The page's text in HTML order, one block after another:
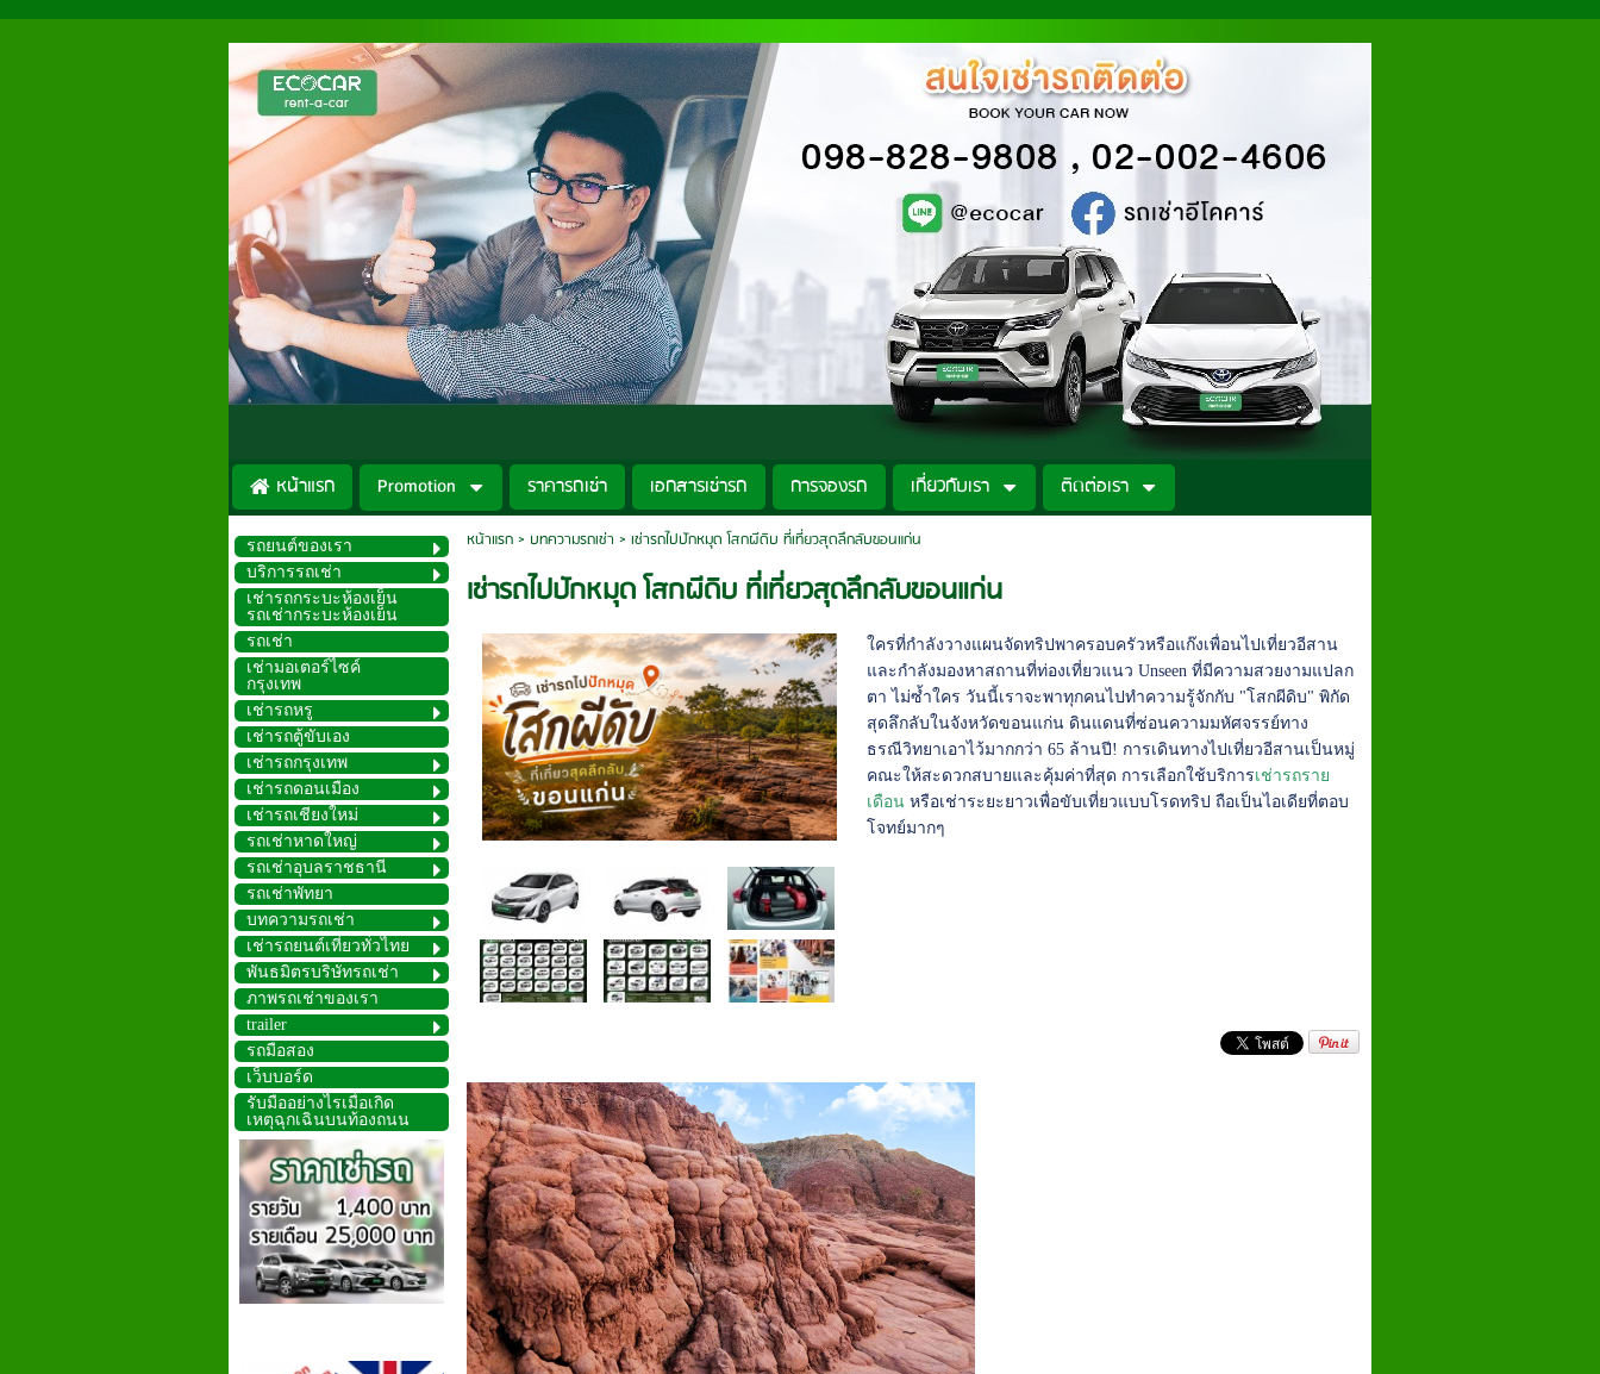
หน้าแรก Promotion ราคารถเช่า เอกสารเช่ารถ การจองรถ เกี่ยวกับเรา ติดต่อเรา
รถยนต์ของเรา
บริการรถเช่า
เช่ารถกระบะห้องเย็น
รถเช่ากระบะห้องเย็น
รถเช่า
เช่ามอเตอร์ไซค์
กรุงเทพ
เช่ารถหรู
เช่ารถตู้ขับเอง
เช่ารถกรุงเทพ
เช่ารถดอนเมือง
เช่ารถเชียงใหม่
รถเช่าหาดใหญ่
รถเช่าอุบลราชธานี
รถเช่าพัทยา
บทความรถเช่า
เช่ารถยนต์เที่ยวทั่วไทย
พันธมิตรบริษัทรถเช่า
ภาพรถเช่าของเรา
trailer
รถมือสอง
เว็บบอร์ด
รับมืออย่างไรเมื่อเกิด
เหตุฉุกเฉินบนท้องถนน
หน้าแรก> บทความรถเช่า > เช่ารถไปปักหมุด โสกผีดิบ ที่เที่ยวสุดลึกลับขอนแก่น
เช่ารถไปปักหมุด โสกผีดิบ ที่เที่ยวสุดลึกลับขอนแก่น
ใครที่กำลังวางแผนจัดทริปพาครอบครัวหรือแก๊งเพื่อนไปเที่ยวอีสาน
และกำลังมองหาสถานที่ท่องเที่ยวแนว Unseen ที่มีความสวยงามแปลก
ตา ไม่ซ้ำใคร วันนี้เราจะพาทุกคนไปทำความรู้จักกับ "โสกผีดิบ" พิกัด
สุดลึกลับในจังหวัดขอนแก่น ดินแดนที่ซ่อนความมหัศจรรย์ทาง
ธรณีวิทยาเอาไว้มากกว่า 65 ล้านปี! การเดินทางไปเที่ยวอีสานเป็นหมู่
คณะให้สะดวกสบายและคุ้มค่าที่สุด การเลือกใช้บริการเช่ารถราย
เดือน หรือเช่าระยะยาวเพื่อขับเที่ยวแบบโรดทริป ถือเป็นไอเดียที่ตอบ
โจทย์มากๆ